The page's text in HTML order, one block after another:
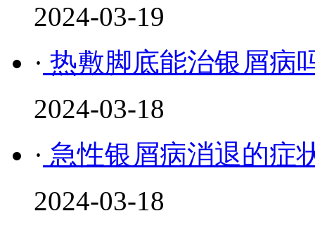
2024-03-19
· 热敷脚底能治银屑病
2024-03-18
· 急性银屑病消退的症
2024-03-18